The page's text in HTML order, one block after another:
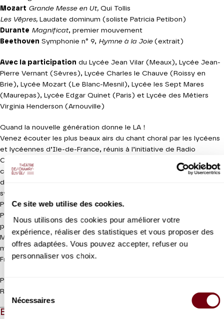
Ce site web utilise des cookies.
Nous utilisons des cookies pour améliorer votre
expérience, réaliser des statistiques et vous proposer des
offres adaptées. Vous pouvez accepter, refuser ou
personnaliser vos choix.
Sélection
consentement
Nécessaires
Mozart Grande Messe en Ut, Qui Tollis
Les Vêpres, Laudate dominum (soliste Patricia Petibon)
Durante Magnificat, premier mouvement
Beethoven Symphonie n° 9, Hymne à la Joie(extrait)
Avec la participation du Lycée Jean Vilar (Meaux), Lycée Jean-
Pierre Vernant (Sèvres), Lycée Charles le Chauve (Roissy en
Brie), Lycée Mozart (Le Blanc-Mesnil), Lycée les Sept Mares
(Maurepas), Lycée Edgar Quinet (Paris) et Lycée des Métiers
Virginia Henderson (Arnouville)
Quand la nouvelle génération donne le LA !
Venez écouter les plus beaux airs du chant choral par les lycéens
et lycéennes d’Ile-de-France, réunis à l’initiative de Radio
Classique et de l’Orchestre national d’Ile-de-France pour un
concert événement. «
», c’est la transmission
d’une passion dans un cadre d’excellence, avec un orchestre
symphonique national, la prestigieuse Maîtrise de Notre-Dame de
Paris et le soutien d’une marraine d’exception, la soprano Patricia
Petibon ! C’est aussi et surtout une soirée d’émotion et de plaisir
partagé autour de chefs-d’œuvre des plus grands compositeurs,
Mozart, Verdi, Fauré, Beethoven… Une véritable fête de la
musique avant l’heure, avec le soutien de la Région Ile-de-
France.
Production Orchestre national d’Ile-de-France
Radio Classique enregistre ce concert
EN QUELQUES MOTS